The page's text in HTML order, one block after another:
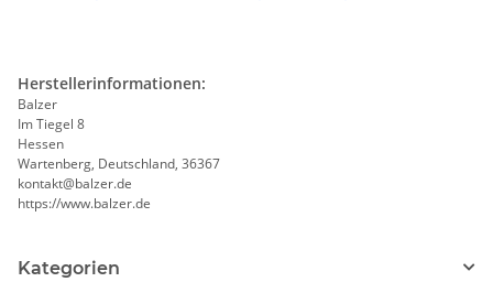
Herstellerinformationen:
Balzer
Im Tiegel 8
Hessen
Wartenberg, Deutschland, 36367
kontakt@balzer.de
https://www.balzer.de
Kategorien